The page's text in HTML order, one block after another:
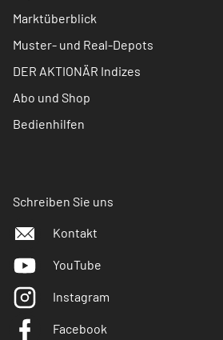
Marktüberblick
Muster- und Real-Depots
DER AKTIONÄR Indizes
Abo und Shop
Bedienhilfen
Schreiben Sie uns
Kontakt
YouTube
Instagram
Facebook